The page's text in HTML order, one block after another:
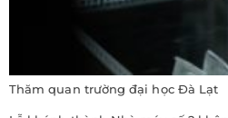
Thăm quan trường đại học Đà Lạt